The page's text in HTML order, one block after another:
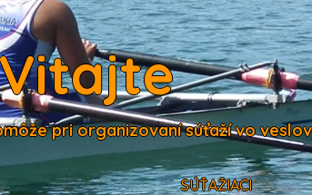
pri organizovaní súťaží vo
SÚŤAŽIACI